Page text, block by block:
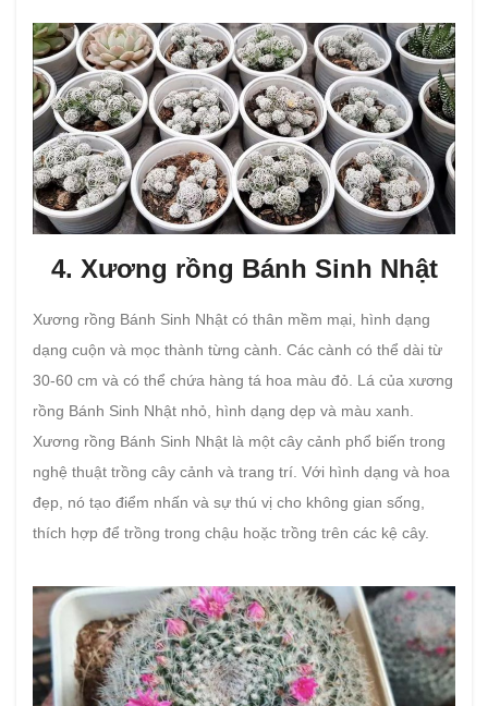
4. Xương rồng Bánh Sinh Nhật
Xương rồng Bánh Sinh Nhật có thân mềm mại, hình dạng
dạng cuộn và mọc thành từng cành. Các cành có thể dài từ
30-60 cm và có thể chứa hàng tá hoa màu đỏ. Lá của xương
rồng Bánh Sinh Nhật nhỏ, hình dạng dẹp và màu xanh.
Xương rồng Bánh Sinh Nhật là một cây cảnh phổ biến trong
nghệ thuật trồng cây cảnh và trang trí. Với hình dạng và hoa
đẹp, nó tạo điểm nhấn và sự thú vị cho không gian sống,
thích hợp để trồng trong chậu hoặc trồng trên các kệ cây.